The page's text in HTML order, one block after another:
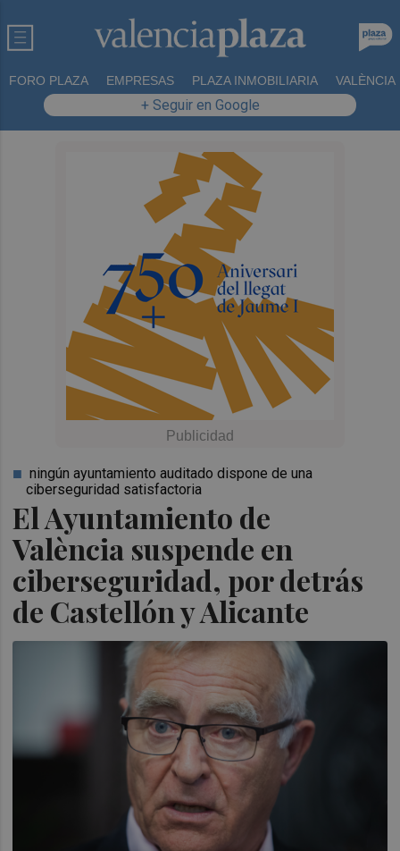
FORO PLAZA EMPRESAS PLAZA INMOBILIARIA VALÈNCIA
+ Seguir en Google
El Ayuntamiento de
València suspende en
ciberseguridad, por detrás
de Castellón y Alicante
ningún ayuntamiento auditado dispone de una
ciberseguridad satisfactoria